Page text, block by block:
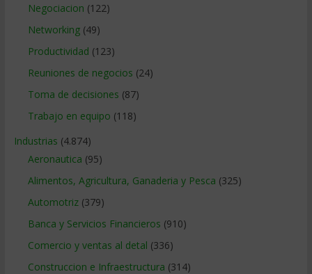
Negociacion (122)
Networking(49)
Productividad (123)
Reuniones de negocios (24)
Toma de decisiones (87)
Trabajo en equipo (118)
Industrias (4.874)
Aeronautica (95)
Alimentos, Agricultura, Ganaderia y Pesca (325)
Automotriz(379)
Banca y Servicios Financieros (910)
Comercio y ventas al detal (336)
Construccion e Infraestructura (314)